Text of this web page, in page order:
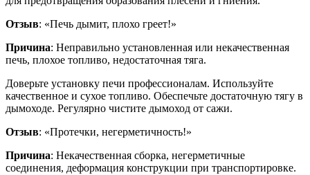
Отзыв: «Печь дымит, плохо греет!»
Причина: Неправильно установленная или некачественная
печь, плохое топливо, недостаточная тяга.
Доверьте установку печи профессионалам. Используйте
качественное и сухое топливо. Обеспечьте достаточную тягу в
дымоходе. Регулярно чистите дымоход от сажи.
Отзыв: «Протечки, негерметичность!»
Причина: Некачественная сборка, негерметичные
соединения, деформация конструкции при транспортировке.